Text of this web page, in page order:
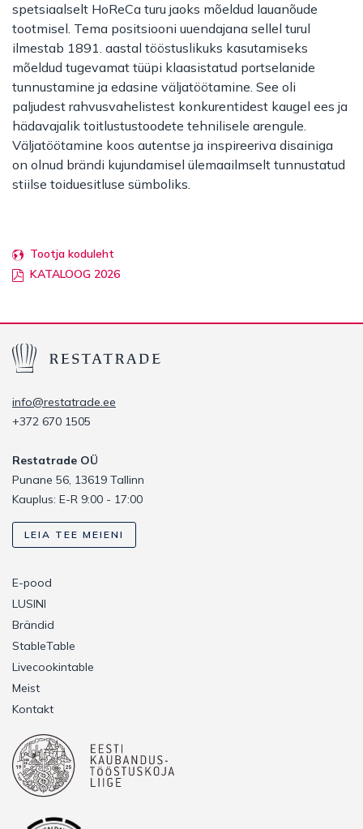
spetsiaalselt HoReCa turu jaoks mõeldud lauanõude
tootmisel. Tema positsiooni uuendajana sellel turul
ilmestab 1891. aastal tööstuslikuks kasutamiseks
mõeldud tugevamat tüüpi klaasistatud portselanide
tunnustamine ja edasine väljatöötamine. See oli
paljudest rahvusvahelistest konkurentidest kaugel ees ja
hädavajalik toitlustustoodete tehnilisele arengule.
Väljatöötamine koos autentse ja inspireeriva disainiga
on olnud brändi kujundamisel ülemaailmselt tunnustatud
stiilse toiduesitluse sümboliks.
Tootja koduleht
KATALOOG 2026
info@restatrade.ee
+372 670 1505
Restatrade OÜ
Punane 56, 13619 Tallinn
Kauplus: E-R 9:00 - 17:00
LEIA TEE MEIENI
E-pood
LUSINI
Brändid
StableTable
Livecookintable
Meist
Kontakt